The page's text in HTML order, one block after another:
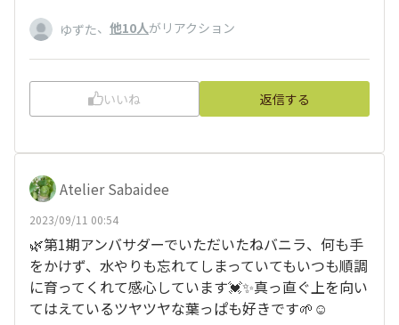
ゆずた、 他10人がリアクション
いいね 返信する
Atelier Sabaidee
2023/09/11 00:54
🌿第1期アンバサダーでいただいたねバニラ、何も手
をかけず、水やりも忘れてしまっていてもいつも順調
に育ってくれて感心しています💓✨真っ直ぐ上を向い
てはえているツヤツヤな葉っぱも好きです🌱☺️